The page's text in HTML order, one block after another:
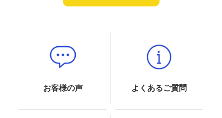
お客様の声 よくあるご質問